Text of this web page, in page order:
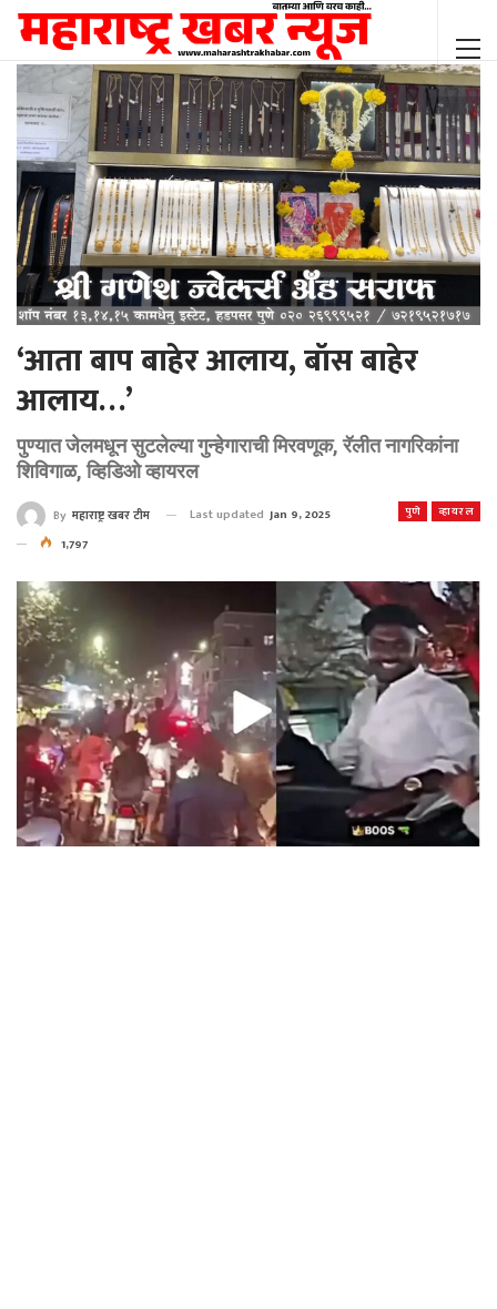
‘आता बाप बाहेर आलाय, बॉस बाहेर
आलाय…’
पुण्यात जेलमधून सुटलेल्या गुन्हेगाराची मिरवणूक, रॅलीत नागरिकांना
शिविगाळ, व्हिडिओ व्हायरल
पुणे व्हायरल
By महाराष्ट्र खबर टीम Last updated Jan 9, 2025
1,797